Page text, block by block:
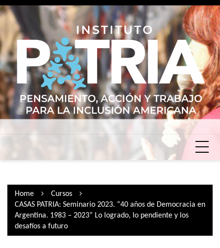
Skip
to
content
Home
Cursos
CASAS PATRIA: Seminario 2023. “40 años de Democracia en
Argentina. 1983 – 2023” Lo logrado, lo pendiente y los
desafíos a futuro